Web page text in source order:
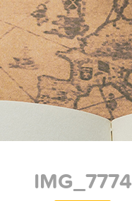
IMG_7774